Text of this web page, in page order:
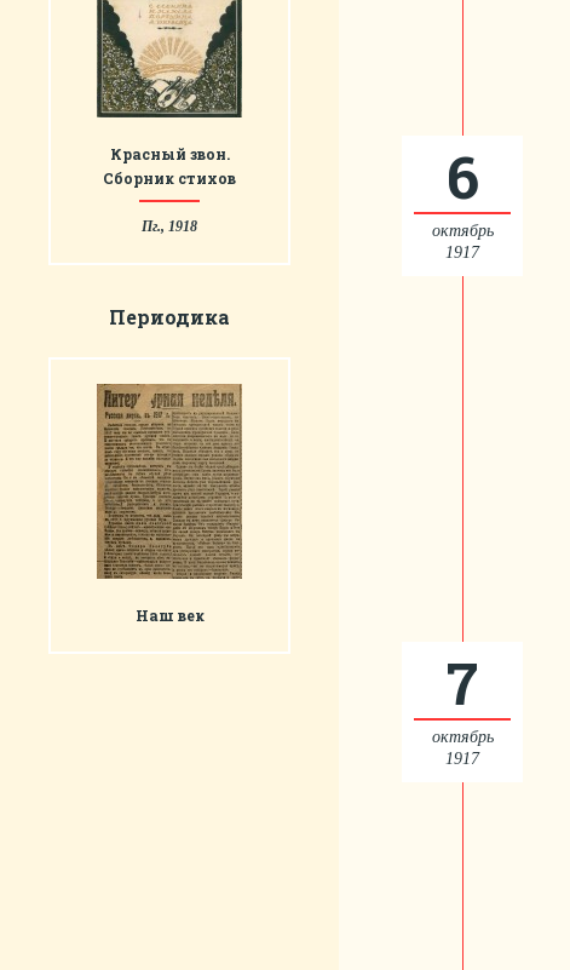
Красный звон.
Сборник стихов
Пг., 1918
Периодика
Наш век
6
октябрь
1917
7
октябрь
1917